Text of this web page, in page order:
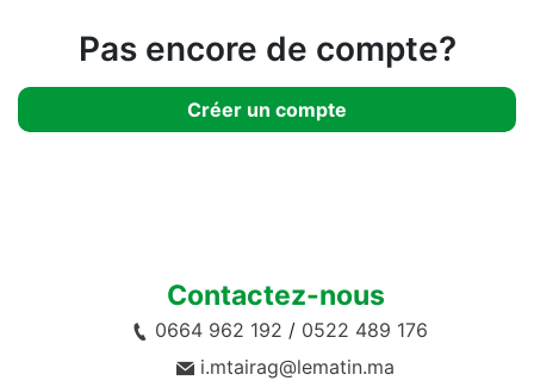
Pas encore de compte?
Créer un compte
Contactez-nous
0664 962 192 / 0522 489 176
i.mtairag@lematin.ma